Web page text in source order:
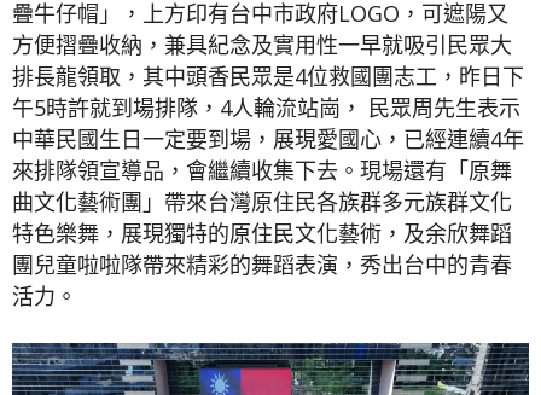
疊牛仔帽」，上方印有台中市政府LOGO，可遮陽又
方便摺疊收納，兼具紀念及實用性一早就吸引民眾大
排長龍領取，其中頭香民眾是4位救國團志工，昨日下
午5時許就到場排隊，4人輪流站崗， 民眾周先生表示
中華民國生日一定要到場，展現愛國心，已經連續4年
來排隊領宣導品，會繼續收集下去。現場還有「原舞
曲文化藝術團」帶來台灣原住民各族群多元族群文化
特色樂舞，展現獨特的原住民文化藝術，及余欣舞蹈
團兒童啦啦隊帶來精彩的舞蹈表演，秀出台中的青春
活力。